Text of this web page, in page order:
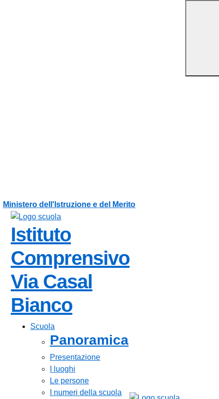
Ministero dell'Istruzione e del Merito
Istituto
Comprensivo
Via Casal
Bianco
Scuola
Panoramica
Presentazione
I luoghi
Le persone
I numeri della scuola